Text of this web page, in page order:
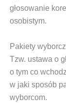
gło­so­wa­nie
osobistym.
Pakiety
Tzw. usta­wa o
o tym co
w jaki spo­sób
wyborcom.